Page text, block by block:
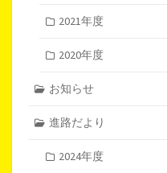
2021年度
2020年度
お知らせ
進路だより
2024年度